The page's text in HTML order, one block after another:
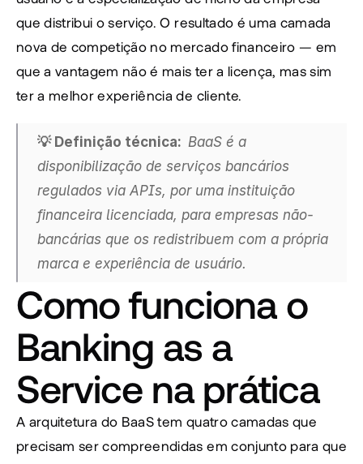
que distribui o serviço. O resultado é uma camada
nova de competição no mercado financeiro — em
que a vantagem não é mais ter a licença, mas sim
ter a melhor experiência de cliente.
💡 Definição técnica: BaaS é a
disponibilização de serviços bancários
regulados via APIs, por uma instituição
financeira licenciada, para empresas não-
bancárias que os redistribuem com a própria
marca e experiência de usuário.
Como funciona o
Banking as a
Service na prática
A arquitetura do BaaS tem quatro camadas que
precisam ser compreendidas em conjunto para que